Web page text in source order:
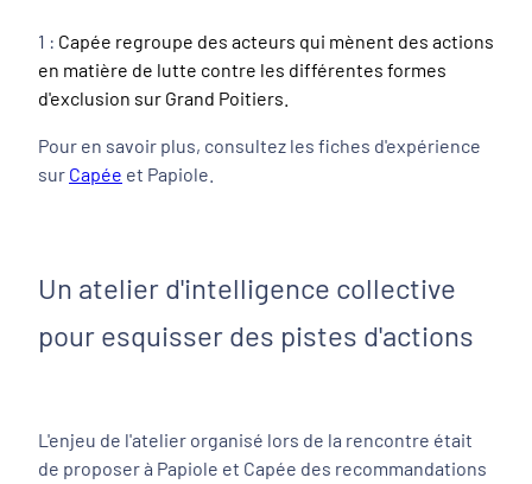
1 : Capée regroupe des acteurs qui mènent des actions
en matière de lutte contre les différentes formes
d'exclusion sur Grand Poitiers.
Pour en savoir plus, consultez les fiches d'expérience
sur Capée et Papiole.
Un atelier d'intelligence collective
pour esquisser des pistes d'actions
L'enjeu de l'atelier organisé lors de la rencontre était
de proposer à Papiole et Capée des recommandations